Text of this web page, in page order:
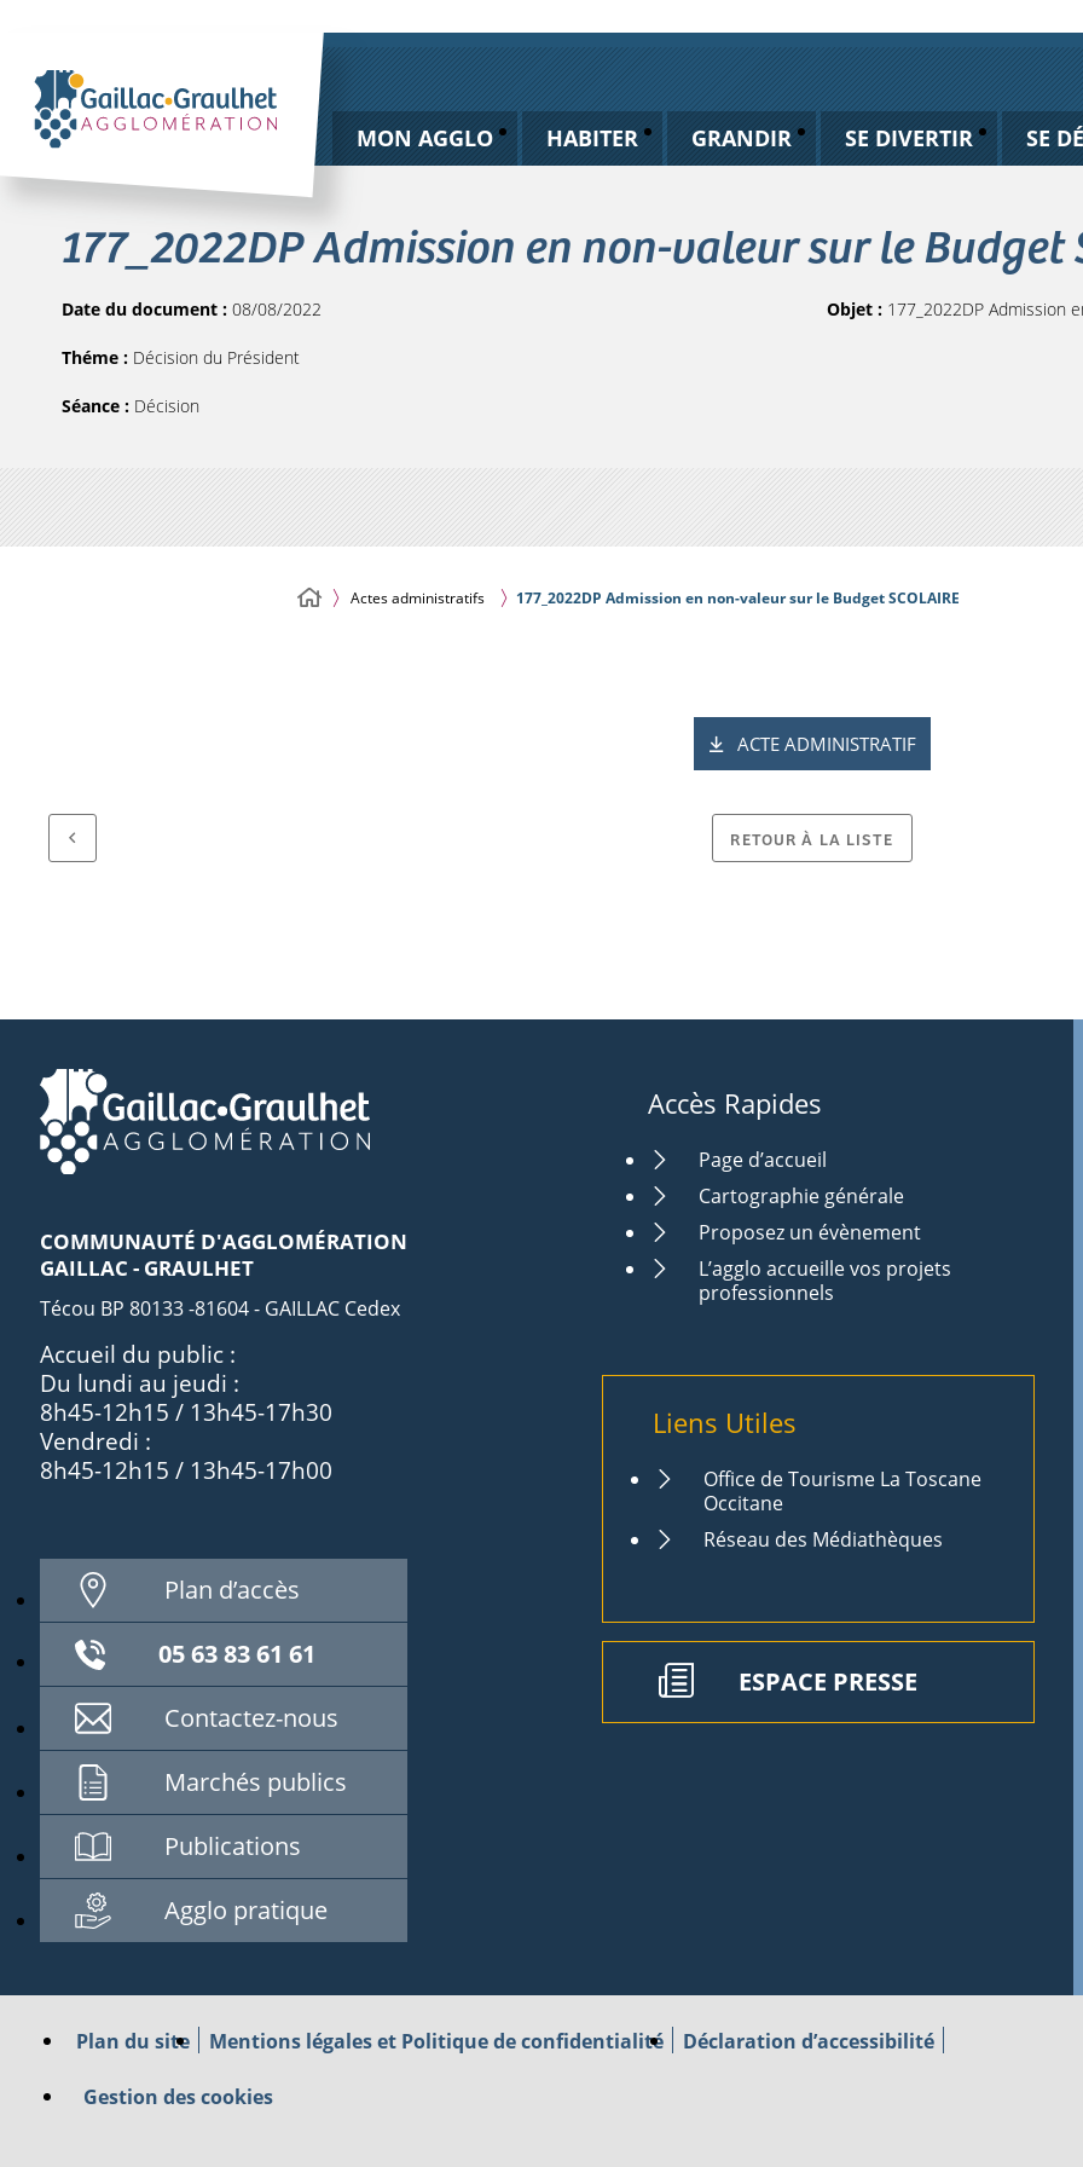
MON AGGLO HABITER GRANDIR SE DIVERTIR SE
177_2022DP Admission en non-valeur sur le Budget
Date du document : 08/08/2022
Théme : Décision du Président
Séance : Décision
Objet : 177_2022DP Admission
Actes administratifs 177_2022DP Admission en non-valeur sur le Budget SCOLAIRE
ACTE ADMINISTRATIF
RETOUR À LA LISTE
COMMUNAUTÉ D'AGGLOMÉRATION
GAILLAC - GRAULHET
Técou BP 80133 -81604 - GAILLAC Cedex
Accueil du public :
Du lundi au jeudi :
8h45-12h15 / 13h45-17h30
Vendredi :
8h45-12h15 / 13h45-17h00
Plan d’accès
05 63 83 61 61
Contactez-nous
Marchés publics
Publications
Agglo pratique
Accès Rapides
Page d’accueil
Cartographie générale
Proposez un évènement
L’agglo accueille vos projets
professionnels
Liens Utiles
Office de Tourisme La Toscane
Occitane
Réseau des Médiathèques
ESPACE PRESSE
Plan du site Mentions légales et Politique de confidentialité Déclaration d’accessibilité
Gestion des cookies